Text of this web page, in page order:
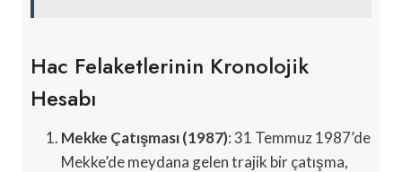
Hac Felaketlerinin Kronolojik
Hesabı
Mekke Çatışması (1987): 31 Temmuz 1987’de
Mekke’de meydana gelen trajik bir çatışma,